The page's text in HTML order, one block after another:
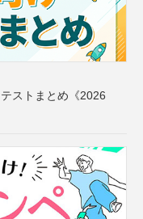
ストまとめ《2026